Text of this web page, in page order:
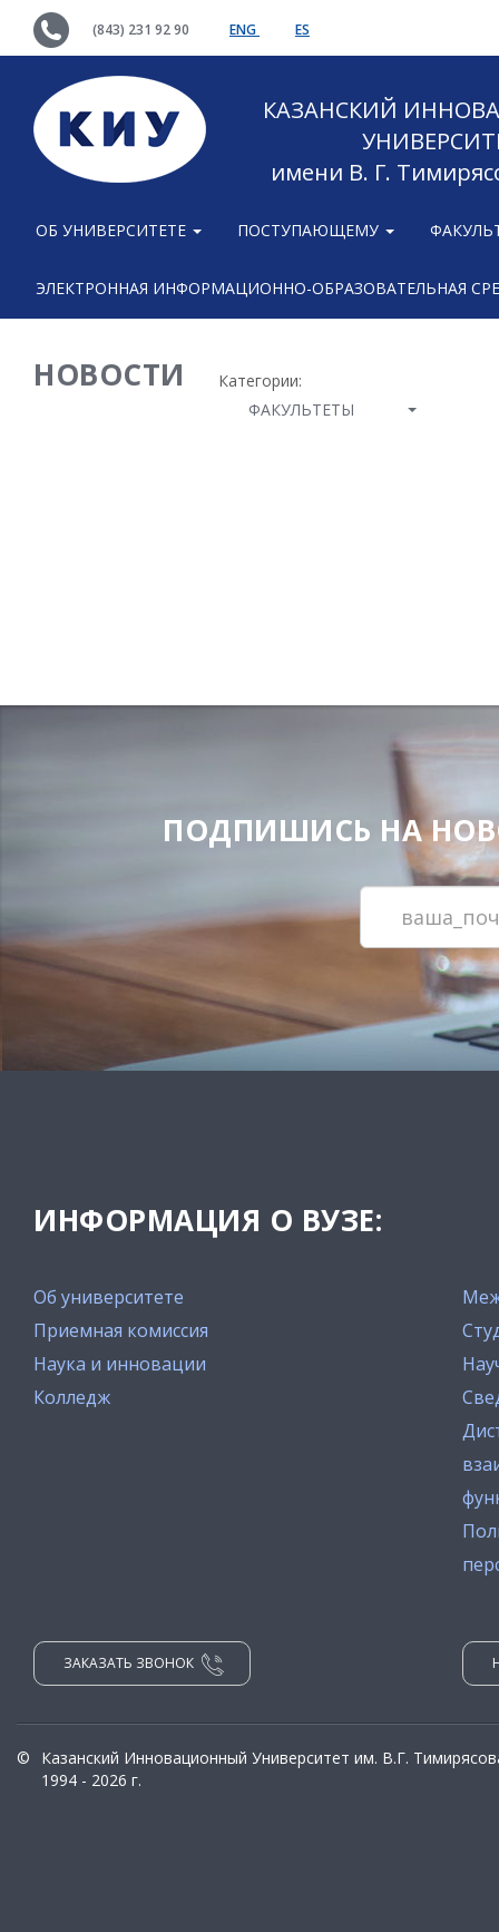
(843) 231 92 90 ENG ES
КАЗАНСКИЙ
имени В. Г.
ОБ УНИВЕРСИТЕТЕ ПОСТУПАЮЩЕМУ
ЭЛЕКТРОННАЯ ИНФОРМАЦИОННО-ОБРАЗОВАТЕЛЬНАЯ
НОВОСТИ
Категории:
ФАКУЛЬТЕТЫ
ПОДПИШИСЬ НА
ИНФОРМАЦИЯ О ВУЗЕ:
Об университете
Приемная комиссия
Наука и инновации
Колледж
ЗАКАЗАТЬ ЗВОНОК
©
Казанский Инновационный Университет им. В.Г.
1994 - 2026 г.